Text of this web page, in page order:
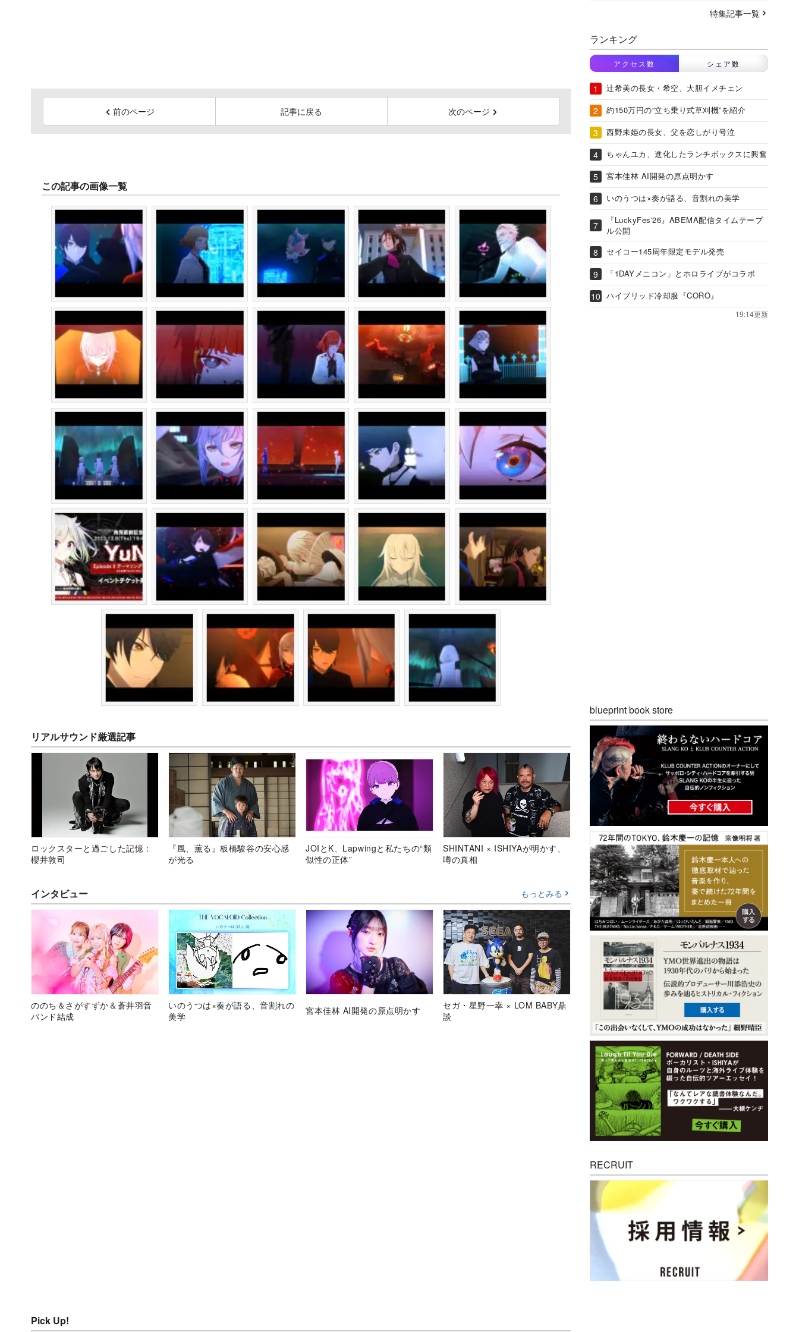
前のページ 記事に戻る 次のページ
この記事の画像一覧
リアルサウンド厳選記事
ロックスターと過ごした記憶：
櫻井敦司
『風、薫る』板橋駿谷の安心感
が光る
JOIとK、Lapwingと私たちの“類
似性の正体”
SHINTANI × ISHIYAが明かす、
噂の真相
インタビュー もっとみる
ののち＆さがすずか＆蒼井羽音
バンド結成
いのうつは×奏が語る、音割れの
美学
宮本佳林 AI開発の原点明かす
セガ・星野一幸 × LOM BABY鼎
談
Pick Up!
特集記事一覧
ランキング
アクセス数 シェア数
辻希美の長女・希空、大胆イメチェン
約150万円の“立ち乗り式草刈機”を紹介
西野未姫の長女、父を恋しがり号泣
ちゃんユカ、進化したランチボックスに興奮
宮本佳林 AI開発の原点明かす
いのうつは×奏が語る、音割れの美学
『LuckyFes'26』ABEMA配信タイムテーブ
ル公開
セイコー145周年限定モデル発売
「1DAYメニコン」とホロライブがコラボ
ハイブリッド冷却服『CORO』
19:14更新
blueprint book store
RECRUIT